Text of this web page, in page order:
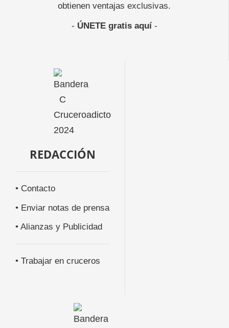
obtienen ventajas exclusivas.
- ÚNETE gratis aquí-
REDACCIÓN
• Contacto
• Enviar notas de prensa
• Alianzas y Publicidad
• Trabajar en cruceros